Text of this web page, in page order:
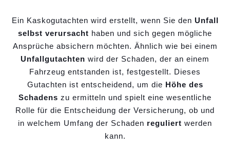
Ein Kaskogutachten wird erstellt, wenn Sie den Unfall
selbst verursacht haben und sich gegen mögliche
Ansprüche absichern möchten. Ähnlich wie bei einem
Unfallgutachten wird der Schaden, der an einem
Fahrzeug entstanden ist, festgestellt. Dieses
Gutachten ist entscheidend, um die Höhe des
Schadens zu ermitteln und spielt eine wesentliche
Rolle für die Entscheidung der Versicherung, ob und
in welchem Umfang der Schaden reguliert werden
kann.